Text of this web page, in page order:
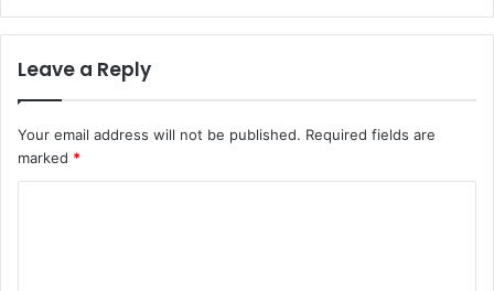
Leave a Reply
Your email address will not be published. Required fields are
marked *